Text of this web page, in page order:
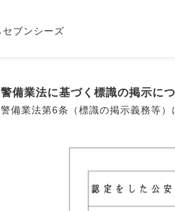
ブンシーズ
警備業法に基づく標識の掲示に
警備業法第6条（標識の掲示義務等）